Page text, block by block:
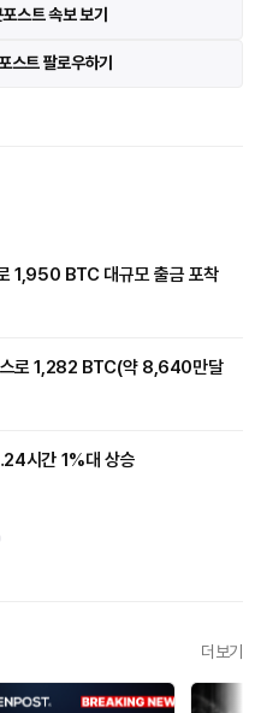
스트 속보 보기
스트 팔로우하기
1,950 BTC 대규모 출금 포착
스로 1,282 BTC(약 8,640만달
시간 1%대 상승
더보기